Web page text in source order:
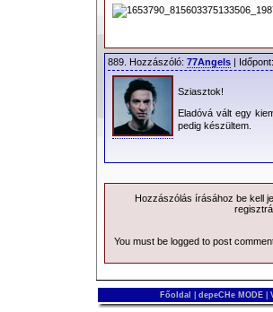
889. Hozzászóló: 77Angels |
Sziasztok!
Eladóvá vált egy
pedig készültem.
Hozzászólás írásához be kell
You must be logged to post
Főoldal depeCHe MODE